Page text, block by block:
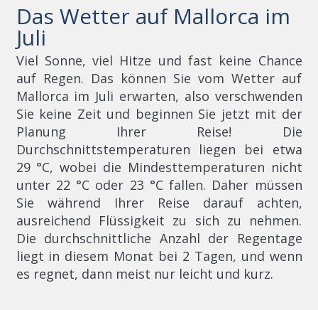
Das Wetter auf Mallorca im
Juli
Viel Sonne, viel Hitze und fast keine Chance
auf Regen. Das können Sie vom Wetter auf
Mallorca im Juli erwarten, also verschwenden
Sie keine Zeit und beginnen Sie jetzt mit der
Planung Ihrer Reise! Die
Durchschnittstemperaturen liegen bei etwa
29 °C, wobei die Mindesttemperaturen nicht
unter 22 °C oder 23 °C fallen. Daher müssen
Sie während Ihrer Reise darauf achten,
ausreichend Flüssigkeit zu sich zu nehmen.
Die durchschnittliche Anzahl der Regentage
liegt in diesem Monat bei 2 Tagen, und wenn
es regnet, dann meist nur leicht und kurz.